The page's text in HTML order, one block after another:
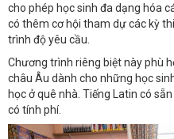
cho phép học sinh đa dạng hóa
có thêm cơ hội tham dự các kỳ
trình độ yêu cầu.
Chương trình riêng biệt này phù
châu Âu dành cho những học
học ở quê nhà. Tiếng Latin có
có tính phí.